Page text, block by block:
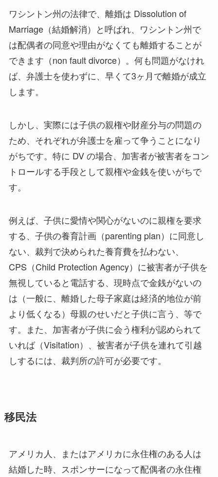
ワシントン州の法律で、離婚は Dissolution of
Marriage（結婚解消）と呼ばれ、ワシントン州で
は配偶者の同意や理由がなくても離婚することが
できます（non fault divorce）。何も問題がなけれ
ば、弁護士を使わずに、早くて3ヶ月で離婚が成立
します。
しかし、実際には子供の親権や財産分与の問題の
ため、それぞれが弁護士を雇って争うことになり
がちです。特に DV の場合、加害者が被害者をコン
トロールする手段として親権や金銭を使いがちで
す。
例えば、子供に愛情や関心がないのに親権を要求
する、子供の養育計画（parenting plan）に同意し
ない、裁判で決められた養育費を払わない、
CPS（Child Protection Agency）に被害者が子供を
無視していると電話する、現時点で金銭がないの
は（一般に、離婚した母子家庭は経済的地位が前
より低くなる）母親のせいだと子供に言う、等で
す。また、加害者が子供に会う権利が認められて
いれば（Visitation）、被害者が子供を連れて引越
しするには、裁判所の許可が必要です。
移民法
アメリカ人、またはアメリカに永住権のある人は
結婚した時、スポンサーになって配偶者の永住権